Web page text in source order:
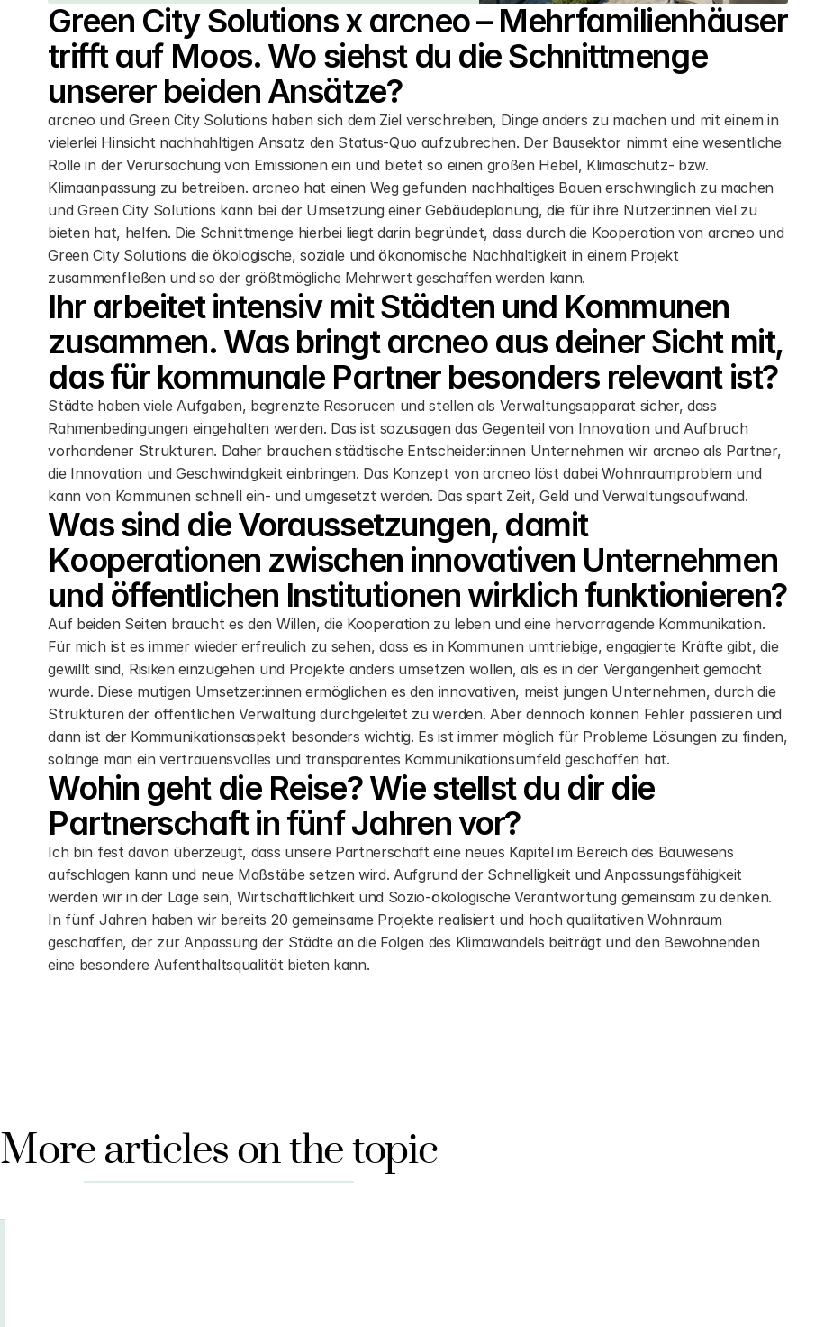
Green City Solutions x arcneo – Mehrfamilienhäuser
trifft auf Moos. Wo siehst du die Schnittmenge
unserer beiden Ansätze?
arcneo und Green City Solutions haben sich dem Ziel verschreiben, Dinge anders zu machen und mit einem in
vielerlei Hinsicht nachhahltigen Ansatz den Status-Quo aufzubrechen. Der Bausektor nimmt eine wesentliche
Rolle in der Verursachung von Emissionen ein und bietet so einen großen Hebel, Klimaschutz- bzw.
Klimaanpassung zu betreiben. arcneo hat einen Weg gefunden nachhaltiges Bauen erschwinglich zu machen
und Green City Solutions kann bei der Umsetzung einer Gebäudeplanung, die für ihre Nutzer:innen viel zu
bieten hat, helfen. Die Schnittmenge hierbei liegt darin begründet, dass durch die Kooperation von arcneo und
Green City Solutions die ökologische, soziale und ökonomische Nachhaltigkeit in einem Projekt
zusammenfließen und so der größtmögliche Mehrwert geschaffen werden kann.
Ihr arbeitet intensiv mit Städten und Kommunen
zusammen. Was bringt arcneo aus deiner Sicht mit,
das für kommunale Partner besonders relevant ist?
Städte haben viele Aufgaben, begrenzte Resorucen und stellen als Verwaltungsapparat sicher, dass
Rahmenbedingungen eingehalten werden. Das ist sozusagen das Gegenteil von Innovation und Aufbruch
vorhandener Strukturen. Daher brauchen städtische Entscheider:innen Unternehmen wir arcneo als Partner,
die Innovation und Geschwindigkeit einbringen. Das Konzept von arcneo löst dabei Wohnraumproblem und
kann von Kommunen schnell ein- und umgesetzt werden. Das spart Zeit, Geld und Verwaltungsaufwand.
Was sind die Voraussetzungen, damit
Kooperationen zwischen innovativen Unternehmen
und öffentlichen Institutionen wirklich funktionieren?
Auf beiden Seiten braucht es den Willen, die Kooperation zu leben und eine hervorragende Kommunikation.
Für mich ist es immer wieder erfreulich zu sehen, dass es in Kommunen umtriebige, engagierte Kräfte gibt, die
gewillt sind, Risiken einzugehen und Projekte anders umsetzen wollen, als es in der Vergangenheit gemacht
wurde. Diese mutigen Umsetzer:innen ermöglichen es den innovativen, meist jungen Unternehmen, durch die
Strukturen der öffentlichen Verwaltung durchgeleitet zu werden. Aber dennoch können Fehler passieren und
dann ist der Kommunikationsaspekt besonders wichtig. Es ist immer möglich für Probleme Lösungen zu finden,
solange man ein vertrauensvolles und transparentes Kommunikationsumfeld geschaffen hat.
Wohin geht die Reise? Wie stellst du dir die
Partnerschaft in fünf Jahren vor?
Ich bin fest davon überzeugt, dass unsere Partnerschaft eine neues Kapitel im Bereich des Bauwesens
aufschlagen kann und neue Maßstäbe setzen wird. Aufgrund der Schnelligkeit und Anpassungsfähigkeit
werden wir in der Lage sein, Wirtschaftlichkeit und Sozio-ökologische Verantwortung gemeinsam zu denken.
In fünf Jahren haben wir bereits 20 gemeinsame Projekte realisiert und hoch qualitativen Wohnraum
geschaffen, der zur Anpassung der Städte an die Folgen des Klimawandels beiträgt und den Bewohnenden
eine besondere Aufenthaltsqualität bieten kann.
More articles on the topic